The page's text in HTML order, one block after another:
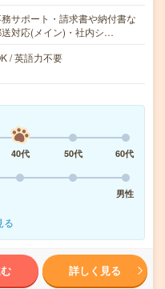
サポート・請求書や納付書な
対応(メイン)・社内シ…
/ 英語力不要
40代 50代
60代
男性
る
詳しく見る